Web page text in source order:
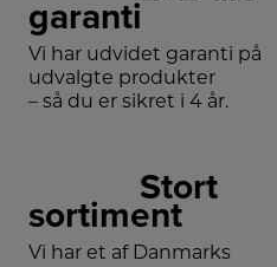
garanti
Vi har udvidet garanti på
udvalgte produkter
– så du er sikret i 4 år.
Stort
sortiment
Vi har et af Danmarks